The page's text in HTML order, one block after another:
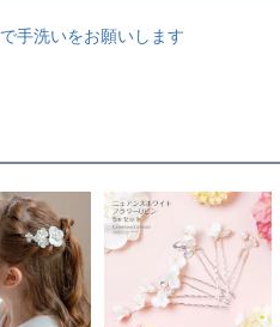
手洗いをお願いします